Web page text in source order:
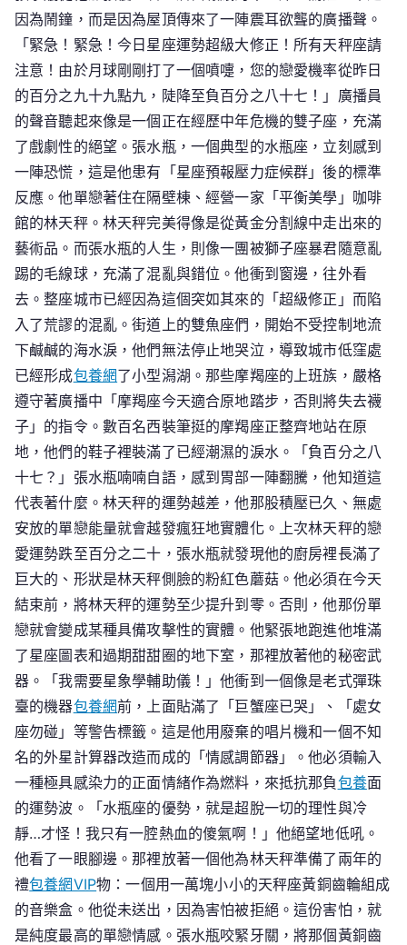
因為鬧鐘，而是因為屋頂傳來了一陣震耳欲聾的廣播聲。
「緊急！緊急！今日星座運勢超級大修正！所有天秤座請
注意！由於月球剛剛打了一個噴嚏，您的戀愛機率從昨日
的百分之九十九點九，陡降至負百分之八十七！」廣播員
的聲音聽起來像是一個正在經歷中年危機的雙子座，充滿
了戲劇性的絕望。張水瓶，一個典型的水瓶座，立刻感到
一陣恐慌，這是他患有「星座預報壓力症候群」後的標準
反應。他單戀著住在隔壁棟、經營一家「平衡美學」咖啡
館的林天秤。林天秤完美得像是從黃金分割線中走出來的
藝術品。而張水瓶的人生，則像一團被獅子座暴君隨意亂
踢的毛線球，充滿了混亂與錯位。他衝到窗邊，往外看
去。整座城市已經因為這個突如其來的「超級修正」而陷
入了荒謬的混亂。街道上的雙魚座們，開始不受控制地流
下鹹鹹的海水淚，他們無法停止地哭泣，導致城市低窪處
已經形成包養網了小型潟湖。那些摩羯座的上班族，嚴格
遵守著廣播中「摩羯座今天適合原地踏步，否則將失去襪
子」的指令。數百名西裝筆挺的摩羯座正整齊地站在原
地，他們的鞋子裡裝滿了已經潮濕的淚水。「負百分之八
十七？」張水瓶喃喃自語，感到胃部一陣翻騰，他知道這
代表著什麼。林天秤的運勢越差，他那股積壓已久、無處
安放的單戀能量就會越發瘋狂地實體化。上次林天秤的戀
愛運勢跌至百分之二十，張水瓶就發現他的廚房裡長滿了
巨大的、形狀是林天秤側臉的粉紅色蘑菇。他必須在今天
結束前，將林天秤的運勢至少提升到零。否則，他那份單
戀就會變成某種具備攻擊性的實體。他緊張地跑進他堆滿
了星座圖表和過期甜甜圈的地下室，那裡放著他的秘密武
器。「我需要星象學輔助儀！」他衝到一個像是老式彈珠
臺的機器包養網前，上面貼滿了「巨蟹座已哭」、「處女
座勿碰」等警告標籤。這是他用廢棄的唱片機和一個不知
名的外星計算器改造而成的「情感調節器」。他必須輸入
一種極具感染力的正面情緒作為燃料，來抵抗那負包養面
的運勢波。「水瓶座的優勢，就是超脫一切的理性與冷
靜…才怪！我只有一腔熱血的傻氣啊！」他絕望地低吼。
他看了一眼腳邊。那裡放著一個他為林天秤準備了兩年的
禮包養網VIP物：一個用一萬塊小小的天秤座黃銅齒輪組成
的音樂盒。他從未送出，因為害怕被拒絕。這份害怕，就
是純度最高的單戀情感。張水瓶咬緊牙關，將那個黃銅齒